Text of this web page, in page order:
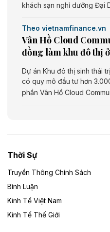
khách sạn nghỉ dưỡng Đại
Theo vietnamfinance.vn
Vân Hồ Cloud
đồng làm khu đô thị
Dự án Khu đô thị sinh thái
có quy mô đầu tư hơn
phần Vân Hồ Cloud
Dự án Nhà máy xử lý rác
Công ty TNHH Năng lượng
Theo vietnamfinance.vn
Đức Long Gia Lai mở
Thời Sự
Truyền Thông Chính Sách
Bình Luận
Kinh Tế Việt Nam
Kinh Tế Thế Giới